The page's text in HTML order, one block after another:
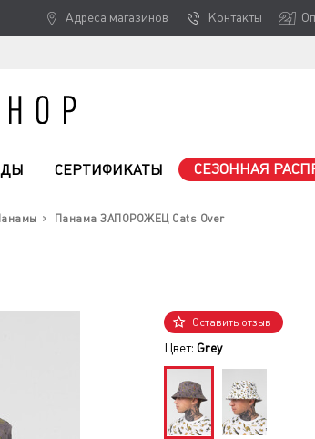
Адреса магазинов Контакты
СЕРТИФИКАТЫ СЕЗОННАЯ
Панама ЗАПОРОЖЕЦ Cats Over
Оставить отзыв
Цвет: Grey